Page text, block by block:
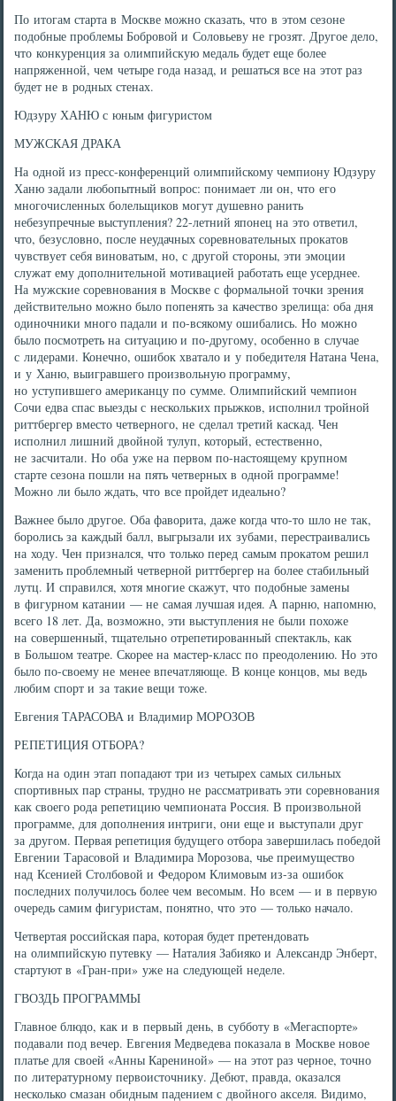
По итогам старта в Москве можно сказать, что в этом сезоне
подобные проблемы Бобровой и Соловьеву не грозят. Другое дело,
что конкуренция за олимпийскую медаль будет еще более
напряженной, чем четыре года назад, и решаться все на этот раз
будет не в родных стенах.
Юдзуру ХАНЮ с юным фигуристом
МУЖСКАЯ ДРАКА
На одной из пресс-конференций олимпийскому чемпиону Юдзуру
Ханю задали любопытный вопрос: понимает ли он, что его
многочисленных болельщиков могут душевно ранить
небезупречные выступления? 22-летний японец на это ответил,
что, безусловно, после неудачных соревновательных прокатов
чувствует себя виноватым, но, с другой стороны, эти эмоции
служат ему дополнительной мотивацией работать еще усерднее.
На мужские соревнования в Москве с формальной точки зрения
действительно можно было попенять за качество зрелища: оба дня
одиночники много падали и по-всякому ошибались. Но можно
было посмотреть на ситуацию и по-другому, особенно в случае
с лидерами. Конечно, ошибок хватало и у победителя Натана Чена,
и у Ханю, выигравшего произвольную программу,
но уступившего американцу по сумме. Олимпийский чемпион
Сочи едва спас выезды с нескольких прыжков, исполнил тройной
риттбергер вместо четверного, не сделал третий каскад. Чен
исполнил лишний двойной тулуп, который, естественно,
не засчитали. Но оба уже на первом по-настоящему крупном
старте сезона пошли на пять четверных в одной программе!
Можно ли было ждать, что все пройдет идеально?
Важнее было другое. Оба фаворита, даже когда что-то шло не так,
боролись за каждый балл, выгрызали их зубами, перестраивались
на ходу. Чен признался, что только перед самым прокатом решил
заменить проблемный четверной риттбергер на более стабильный
лутц. И справился, хотя многие скажут, что подобные замены
в фигурном катании — не самая лучшая идея. А парню, напомню,
всего 18 лет. Да, возможно, эти выступления не были похоже
на совершенный, тщательно отрепетированный спектакль, как
в Большом театре. Скорее на мастер-класс по преодолению. Но это
было по-своему не менее впечатляюще. В конце концов, мы ведь
любим спорт и за такие вещи тоже.
Евгения ТАРАСОВА и Владимир МОРОЗОВ
РЕПЕТИЦИЯ ОТБОРА?
Когда на один этап попадают три из четырех самых сильных
спортивных пар страны, трудно не рассматривать эти соревнования
как своего рода репетицию чемпионата Россия. В произвольной
программе, для дополнения интриги, они еще и выступали друг
за другом. Первая репетиция будущего отбора завершилась победой
Евгении Тарасовой и Владимира Морозова, чье преимущество
над Ксенией Столбовой и Федором Климовым из-за ошибок
последних получилось более чем весомым. Но всем — и в первую
очередь самим фигуристам, понятно, что это — только начало.
Четвертая российская пара, которая будет претендовать
на олимпийскую путевку — Наталия Забияко и Александр Энберт,
стартуют в «Гран-при» уже на следующей неделе.
ГВОЗДЬ ПРОГРАММЫ
Главное блюдо, как и в первый день, в субботу в «Мегаспорте»
подавали под вечер. Евгения Медведева показала в Москве новое
платье для своей «Анны Карениной» — на этот раз черное, точно
по литературному первоисточнику. Дебют, правда, оказался
несколько смазан обидным падением с двойного акселя. Видимо,